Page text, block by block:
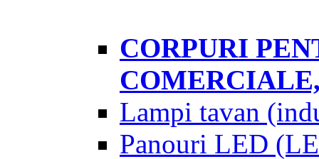
CORPURI
Lampi tavan
Panouri LED